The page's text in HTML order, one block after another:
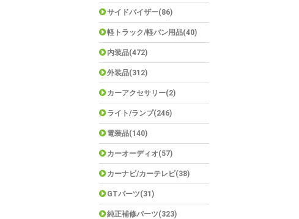
サイドバイザー(86)
軽トラック/軽バン用品(40)
内装品(472)
外装品(312)
カーアクセサリー(2)
ライト/ランプ(246)
電装品(140)
カーオーディオ(57)
カーナビ/カーテレビ(38)
GTパーツ(31)
純正補修パーツ(323)